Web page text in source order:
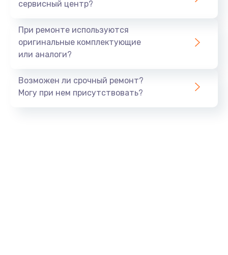
сервисный центр?
При ремонте используются
оригинальные комплектующие
или аналоги?
Возможен ли срочный ремонт?
Могу при нем присутствовать?